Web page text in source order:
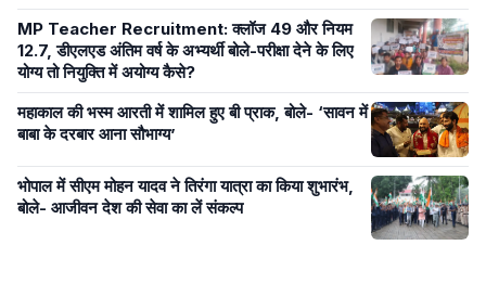
MP Teacher Recruitment: क्लॉज 49 और नियम
12.7, डीएलएड अंतिम वर्ष के अभ्यर्थी बोले-परीक्षा देने के लिए
योग्य तो नियुक्ति में अयोग्य कैसे?
महाकाल की भस्म आरती में शामिल हुए बी प्राक, बोले- ‘सावन में
बाबा के दरबार आना सौभाग्य’
भोपाल में सीएम मोहन यादव ने तिरंगा यात्रा का किया शुभारंभ,
बोले- आजीवन देश की सेवा का लें संकल्प